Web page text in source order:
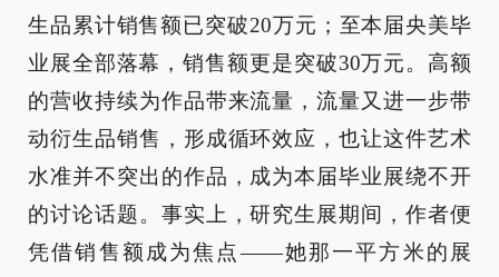
生品累计销售额已突破20万元；至本届央美毕
业展全部落幕，销售额更是突破30万元。高额
的营收持续为作品带来流量，流量又进一步带
动衍生品销售，形成循环效应，也让这件艺术
水准并不突出的作品，成为本届毕业展绕不开
的讨论话题。事实上，研究生展期间，作者便
凭借销售额成为焦点——她那一平方米的展